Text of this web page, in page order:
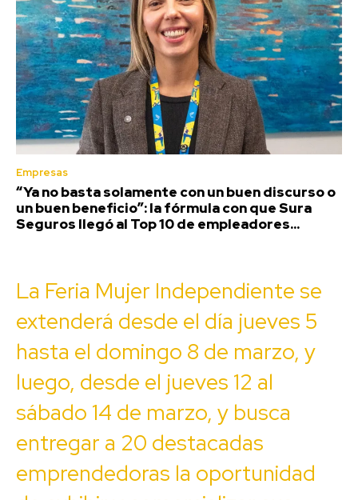
Empresas
“Ya no basta solamente con un buen discurso o
un buen beneficio”: la fórmula con que Sura
Seguros llegó al Top 10 de empleadores...
La Feria Mujer Independiente se
extenderá desde el día jueves 5
hasta el domingo 8 de marzo, y
luego, desde el jueves 12 al
sábado 14 de marzo, y busca
entregar a 20 destacadas
emprendedoras la oportunidad